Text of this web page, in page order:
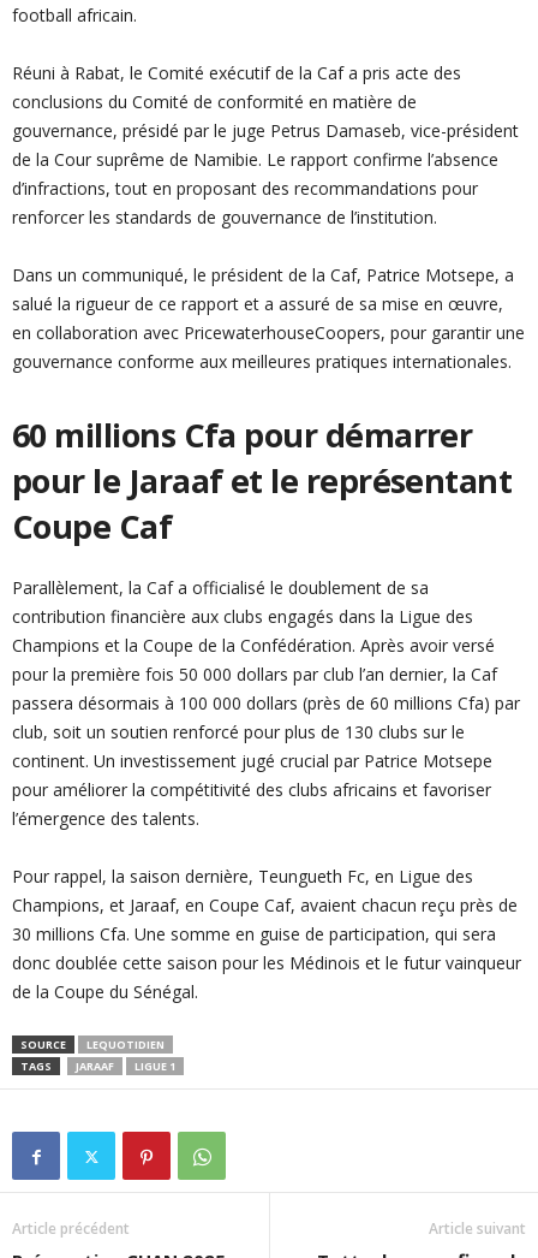
football africain.
Réuni à Rabat, le Comité exécutif de la Caf a pris acte des
conclusions du Comité de conformité en matière de
gouvernance, présidé par le juge Petrus Damaseb, vice-président
de la Cour suprême de Namibie. Le rapport confirme l’absence
d’infractions, tout en proposant des recommandations pour
renforcer les standards de gouvernance de l’institution.
Dans un communiqué, le président de la Caf, Patrice Motsepe, a
salué la rigueur de ce rapport et a assuré de sa mise en œuvre,
en collaboration avec PricewaterhouseCoopers, pour garantir une
gouvernance conforme aux meilleures pratiques internationales.
60 millions Cfa pour démarrer
pour le Jaraaf et le représentant
Coupe Caf
Parallèlement, la Caf a officialisé le doublement de sa
contribution financière aux clubs engagés dans la Ligue des
Champions et la Coupe de la Confédération. Après avoir versé
pour la première fois 50 000 dollars par club l’an dernier, la Caf
passera désormais à 100 000 dollars (près de 60 millions Cfa) par
club, soit un soutien renforcé pour plus de 130 clubs sur le
continent. Un investissement jugé crucial par Patrice Motsepe
pour améliorer la compétitivité des clubs africains et favoriser
l’émergence des talents.
Pour rappel, la saison dernière, Teungueth Fc, en Ligue des
Champions, et Jaraaf, en Coupe Caf, avaient chacun reçu près de
30 millions Cfa. Une somme en guise de participation, qui sera
donc doublée cette saison pour les Médinois et le futur vainqueur
de la Coupe du Sénégal.
SOURCE
LEQUOTIDIEN
TAGS
JARAAF LIGUE 1
Article précédent Article suivant